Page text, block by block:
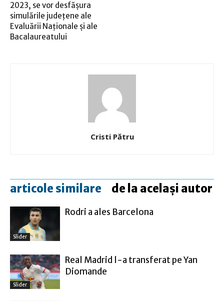
2023, se vor desfăşura
simulările judeţene ale
Evaluării Naţionale şi ale
Bacalaureatului
Cristi Pătru
articole similare de la același autor
Slider
Rodri a ales Barcelona
Slider
Real Madrid l-a transferat pe Yan
Diomande